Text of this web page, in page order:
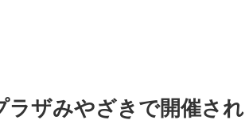
ラザみやざきで開催され